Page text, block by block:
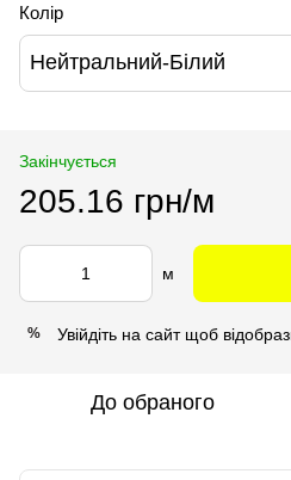
Колір
Нейтральний-Білий
Закінчується
205.16 грн/м
м
% Увійдіть на сайтщоб
До обраного